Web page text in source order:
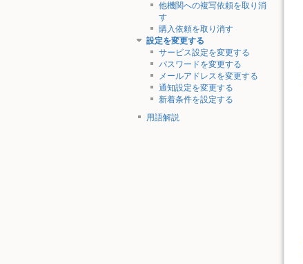
他機関への複写依頼を取り消
す
購入依頼を取り消す
設定を変更する
サービス設定を変更する
パスワードを変更する
メールアドレスを変更する
通知設定を変更する
新着条件を設定する
用語解説